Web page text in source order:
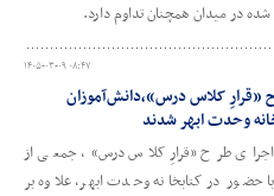
در میدان همچنان تداوم دارد.
۱۴۰۵-۰۳-۰۹ ۰۸:۴۷
«قرارِ کلاس درس»،دانش‌آموزان
وحدت ابهر شدند
طرح «قرارِ کلاس درس»، جمعی از
حضور در کتابخانه وحدت ابهر، علاوه بر